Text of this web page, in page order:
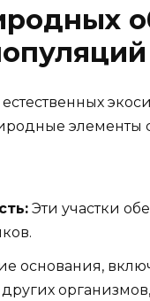
Эти участки
основания,